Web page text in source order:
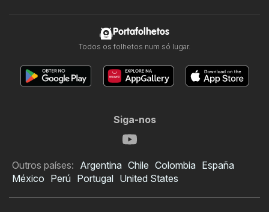
Portafolhetos
Todos os folhetos num só lugar.
Siga-nos
Outros países: Argentina Chile Colombia España
México Perú Portugal United States